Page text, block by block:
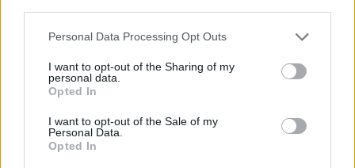
Personal Data Processing Opt Outs
I want to opt-out of the Sharing of my
personal data.
Opted In
I want to opt-out of the Sale of my
Personal Data.
Opted In
al bottone procedi in fondo a destra nella
Questa è la pagina dove si indica la